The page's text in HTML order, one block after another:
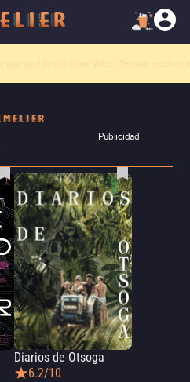
Publicidad
Diarios de Otsoga
6.2/10